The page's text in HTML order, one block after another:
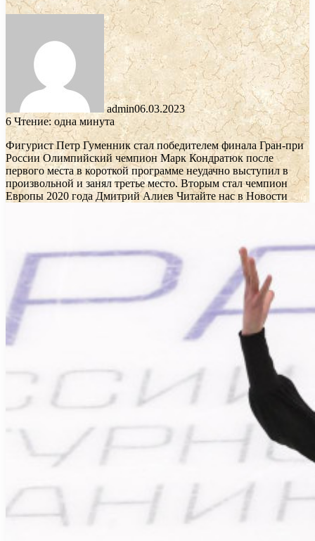
admin06.03.2023
6 Чтение: одна минута
Фигурист Петр Гуменник стал победителем финала Гран-при
РоссииОлимпийский чемпион Марк Кондратюк после
первого места в короткой программе неудачно выступил в
произвольной и занял третье место. Вторым стал чемпион
Европы 2020 года Дмитрий Алиев Читайте нас в Новости